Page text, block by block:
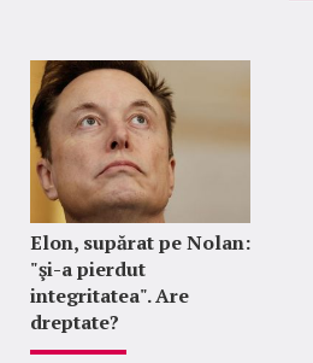
Elon, supărat pe Nolan:
"şi-a pierdut
integritatea". Are
dreptate?